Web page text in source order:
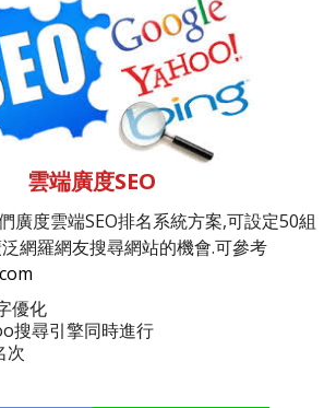
雲端廣度SEO
廣度雲端SEO排名系統方案,可設定50組
網羅網友搜尋網站的機會.可參考
優化
搜尋引擎同時進行
次